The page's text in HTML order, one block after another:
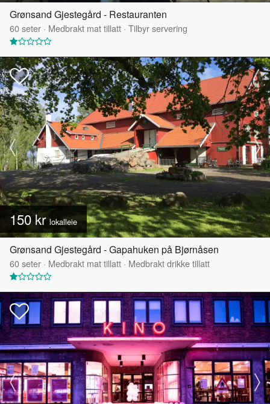
Grønsand Gjestegård - Restauranten
60seter · Medbrakt mat tillatt · Tilbyr servering
150 kr lokalleie
Grønsand Gjestegård - Gapahuken på Bjørnåsen
60seter · Medbrakt mat tillatt · Medbrakt drikke tillatt